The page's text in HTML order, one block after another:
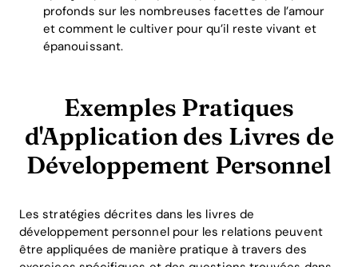
profonds sur les nombreuses facettes de l’amour
et comment le cultiver pour qu’il reste vivant et
épanouissant.
Exemples Pratiques
d'Application des Livres de
Développement Personnel
Les stratégies décrites dans les livres de
développement personnel pour les relations peuvent
être appliquées de manière pratique à travers des